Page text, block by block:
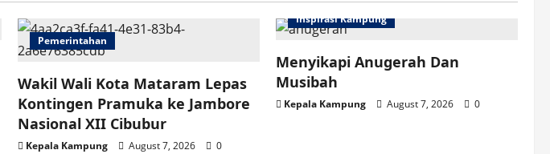
Pemerintahan
Wakil Wali Kota Mataram Lepas
Kontingen Pramuka ke Jambore
Nasional XII Cibubur
Kepala Kampung August 7, 2026 0
Inspirasi Kampung
Menyikapi Anugerah Dan
Musibah
Kepala Kampung August 7, 2026 0